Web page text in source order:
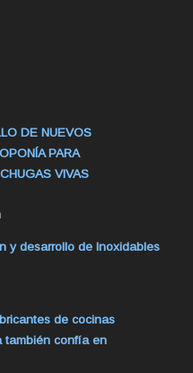
DE NUEVOS
PARA
VIVAS
y desarrollo de Inoxidables
de cocinas
también confía en